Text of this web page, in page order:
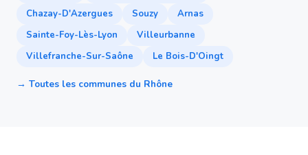
Chazay-D'Azergues
Souzy
Arnas
Sainte-Foy-Lès-Lyon
Villeurbanne
Villefranche-Sur-Saône
Le Bois-D'Oingt
→ Toutes les communes du Rhône